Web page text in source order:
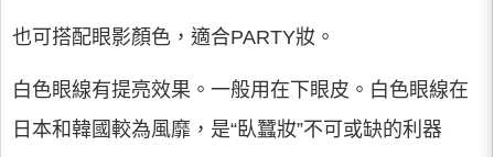
也可搭配眼影顏色，適合PARTY妝。
白色眼線有提亮效果。一般用在下眼皮。白色眼線在
日本和韓國較為風靡，是“臥蠶妝”不可或缺的利器